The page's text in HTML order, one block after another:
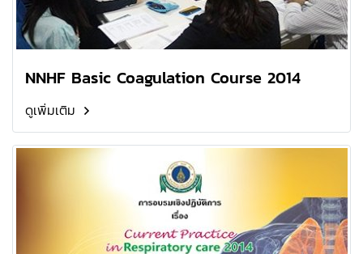
NNHF Basic Coagulation Course 2014
ดูเพิ่มเติม